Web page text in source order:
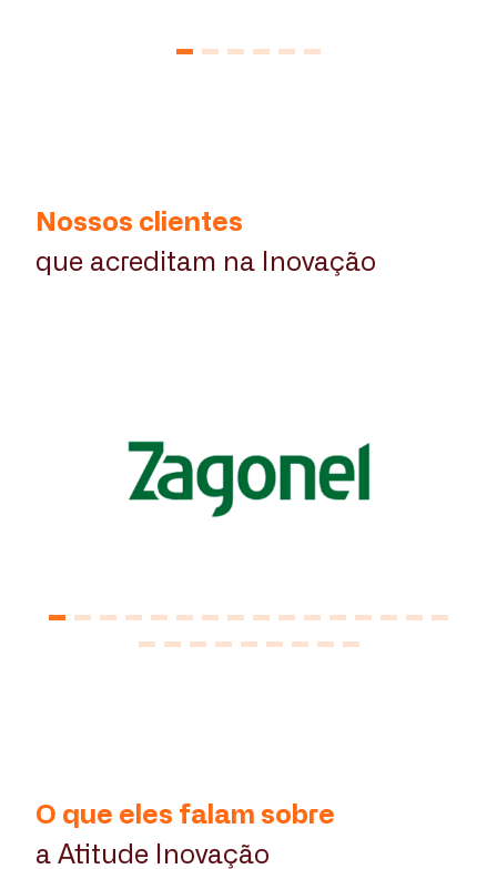
Nossos clientes
que acreditam na Inovação
O que eles falam sobre
a Atitude Inovação